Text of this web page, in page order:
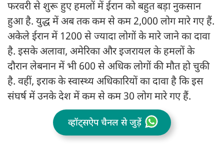
फरवरी से शुरू हुए हमलों में ईरान को बहुत बड़ा नुकसान
हुआ है. युद्ध में अब तक कम से कम 2,000 लोग मारे गए हैं.
अकेले ईरान में 1200 से ज्यादा लोगों के मारे जाने का दावा
है. इसके अलावा, अमेरिका और इजरायल के हमलों के
दौरान लेबनान में भी 600 से अधिक लोगों की मौत हो चुकी
है. वहीं, इराक के स्वास्थ्य अधिकारियों का दावा है कि इस
संघर्ष में उनके देश में कम से कम 30 लोग मारे गए हैं.
व्हॉट्सऐप चैनल से जुड़ें